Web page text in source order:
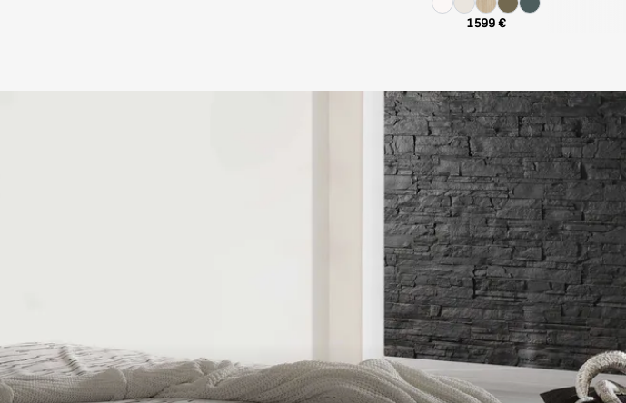
et dans le plus grand respect de
la complexité du meuble.
1 599 €